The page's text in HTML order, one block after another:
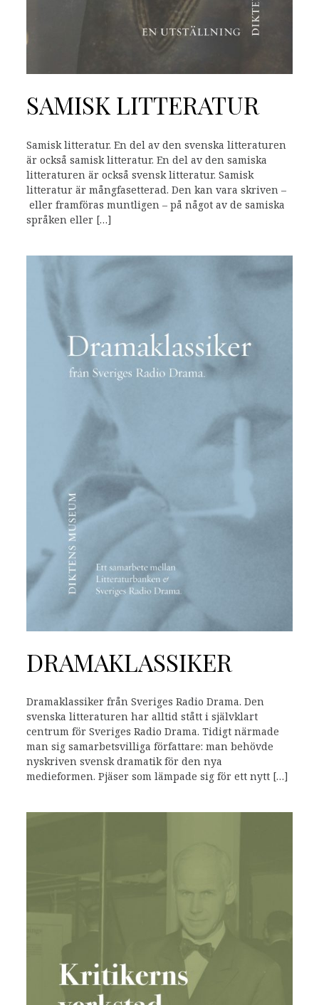
SAMISK LITTERATUR
Samisk litteratur. En del av den svenska litteraturen
är också samisk litteratur. En del av den samiska
litteraturen är också svensk litteratur. Samisk
litteratur är mångfasetterad. Den kan vara skriven –
eller framföras muntligen – på något av de samiska
språken eller […]
DRAMAKLASSIKER
Dramaklassiker från Sveriges Radio Drama. Den
svenska litteraturen har alltid stått i självklart
centrum för Sveriges Radio Drama. Tidigt närmade
man sig samarbetsvilliga författare: man behövde
nyskriven svensk dramatik för den nya
medieformen. Pjäser som lämpade sig för ett nytt […]